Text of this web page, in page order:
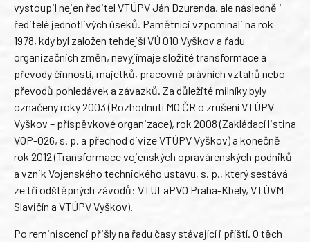
vystoupil nejen ředitel VTÚPV Ján Dzurenda, ale následně i
ředitelé jednotlivých úseků. Pamětníci vzpomínali na rok
1978, kdy byl založen tehdejší VÚ 010 Vyškov a řadu
organizačních změn, nevyjímaje složité transformace a
převody činností, majetků, pracovně právních vztahů nebo
převodů pohledávek a závazků. Za důležité milníky byly
označeny roky 2003 (Rozhodnutí MO ČR o zrušení VTÚPV
Vyškov – příspěvkové organizace), rok 2008 (Zakládací listina
VOP-026, s. p. a přechod divize VTÚPV Vyškov) a konečně
rok 2012 (Transformace vojenských opravárenských podniků
a vznik Vojenského technického ústavu, s. p., který sestává
ze tří odštěpných závodů: VTÚLaPVO Praha-Kbely, VTÚVM
Slavičín a VTÚPV Vyškov).
Po reminiscenci přišly na řadu časy stávající i příští. O těch